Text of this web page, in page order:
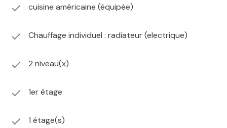
cuisine américaine (équipée)
Chauffage individuel : radiateur (electrique)
2 niveau(x)
1er étage
1 étage(s)